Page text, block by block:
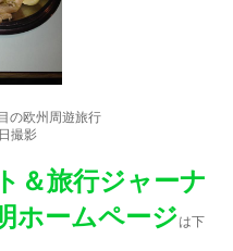
の欧州周遊旅行
撮影
＆旅行ジャーナ
ームページは下